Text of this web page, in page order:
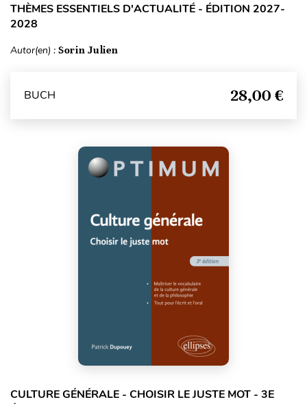
THÈMES ESSENTIELS D'ACTUALITÉ - ÉDITION 2027-
2028
Autor(en) : Sorin Julien
BUCH 28,00 €
CULTURE GÉNÉRALE - CHOISIR LE JUSTE MOT - 3E